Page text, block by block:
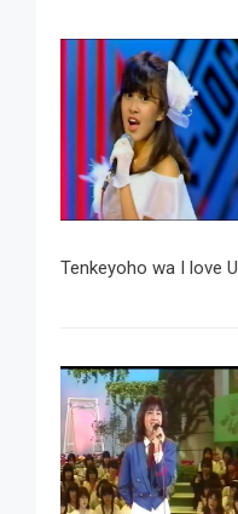
Tenkeyoho wa I love U